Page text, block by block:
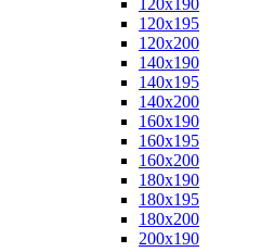
120x190
120x195
120x200
140x190
140x195
140x200
160x190
160x195
160x200
180x190
180x195
180x200
200x190